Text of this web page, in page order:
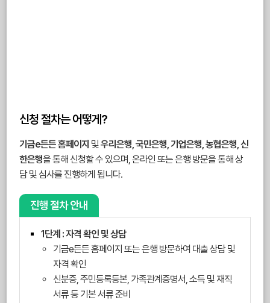
신청 절차는 어떻게?
기금e든든 홈페이지 및우리은행, 국민은행, 기업은행, 농협은행, 신
한은행을 통해 신청할 수 있으며, 온라인 또는 은행 방문을 통해 상
담 및 심사를 진행하게 됩니다.
진행 절차 안내
1단계 : 자격 확인 및 상담
기금e든든 홈페이지 또는 은행 방문하여 대출 상담 및
자격 확인
신분증, 주민등록등본, 가족관계증명서, 소득 및 재직
서류 등 기본 서류 준비